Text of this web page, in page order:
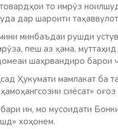
то имрӯз
дар шароити
минбаъдаи рушди
пеш аз ҳама,
шаҳрвандиро барои
Ҳукумати мамлакат ба
сиёсат»
ин, мо мусоидати
хоҳонем.